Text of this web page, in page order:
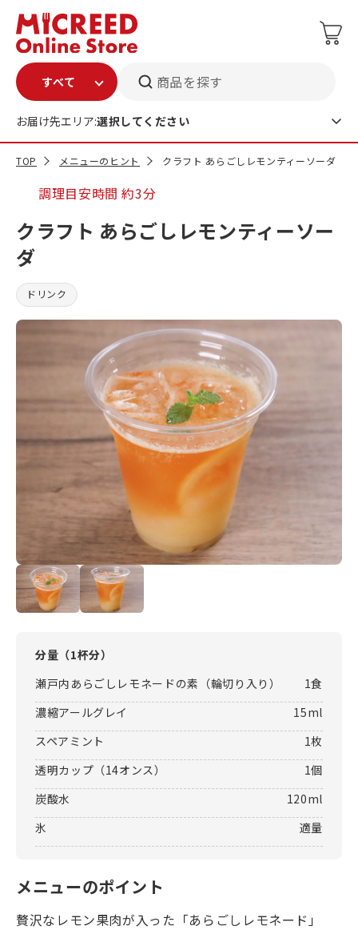
商品を探す
お届け先エリア:選択してください
TOP メニューのヒント クラフト あらごしレモンティーソーダ
調理目安時間約3分
クラフト あらごしレモンティーソー
ダ
ドリンク
分量（1杯分）
瀬戸内あらごしレモネードの素（輪切り入り）
1食
濃縮アールグレイ
15ml
スペアミント
1枚
透明カップ（14オンス）
1個
炭酸水
120ml
氷
適量
メニューのポイント
贅沢なレモン果肉が入った「あらごしレモネード」